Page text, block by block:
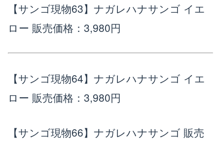
【サンゴ現物63】ナガレハナサンゴ イエ
ロー 販売価格：3,980円
【サンゴ現物64】ナガレハナサンゴ イエ
ロー 販売価格：3,980円
【サンゴ現物66】ナガレハナサンゴ 販売